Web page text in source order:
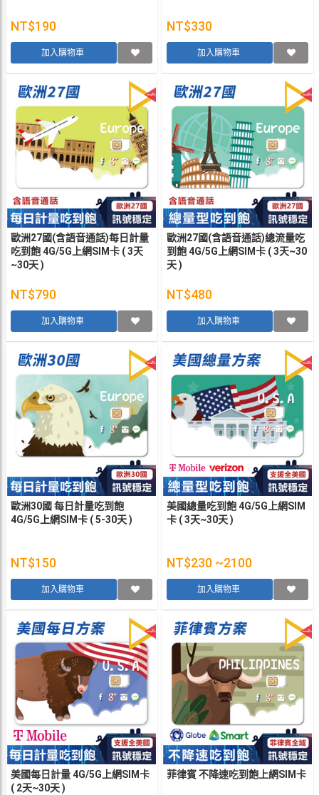
NT$190
加入購物車
NT$330
加入購物車
歐洲27國(含語音通話)每日計量
吃到飽 4G/5G上網SIM卡 ( 3天
~30天 )
NT$790
加入購物車
歐洲27國(含語音通話)總流量吃
到飽 4G/5G上網SIM卡 ( 3天~30
天 )
NT$480
加入購物車
歐洲30國 每日計量吃到飽
4G/5G上網SIM卡 ( 5-30天 )
NT$150
加入購物車
美國總量吃到飽 4G/5G上網SIM
卡 ( 3天~30天 )
NT$230 ~2100
加入購物車
美國每日計量 4G/5G上網SIM卡
( 2天~30天 )
菲律賓 不降速吃到飽上網SIM卡